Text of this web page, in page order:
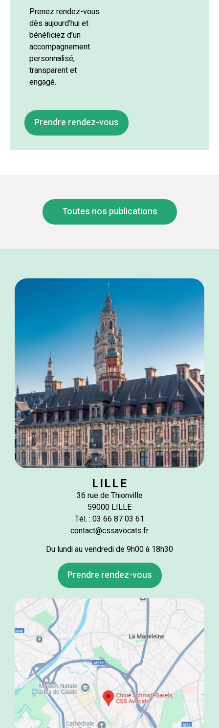
Prenez rendez-vous
dès aujourd’hui et
bénéficiez d’un
accompagnement
personnalisé,
transparent et
engagé.
Prendre rendez-vous
Toutes nos publications
LILLE
36 rue de Thionville
59000 LILLE
Tél. : 03 66 87 03 61
contact@cssavocats.fr
Du lundi au vendredi de 9h00 à 18h30
Prendre rendez-vous